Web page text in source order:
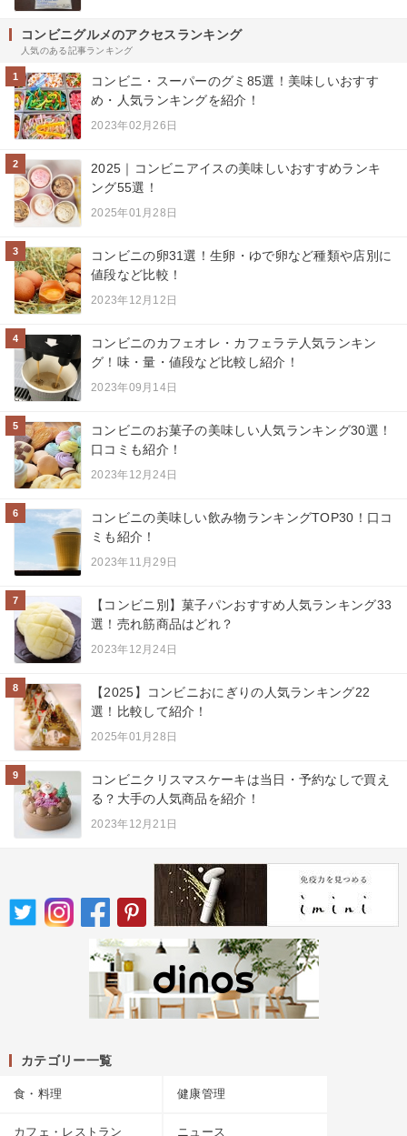
コンビニグルメのアクセスランキング
人気のある記事ランキング
1
コンビニ・スーパーのグミ85選！美味しいおすす
め・人気ランキングを紹介！
2023年02月26日
2
2025｜コンビニアイスの美味しいおすすめランキ
ング55選！
2025年01月28日
3
コンビニの卵31選！生卵・ゆで卵など種類や店別に
値段など比較！
2023年12月12日
4
コンビニのカフェオレ・カフェラテ人気ランキン
グ！味・量・値段など比較し紹介！
2023年09月14日
5
コンビニのお菓子の美味しい人気ランキング30選！
口コミも紹介！
2023年12月24日
6
コンビニの美味しい飲み物ランキングTOP30！口コ
ミも紹介！
2023年11月29日
7
【コンビニ別】菓子パンおすすめ人気ランキング33
選！売れ筋商品はどれ？
2023年12月24日
8
【2025】コンビニおにぎりの人気ランキング22
選！比較して紹介！
2025年01月28日
9
コンビニクリスマスケーキは当日・予約なしで買え
る？大手の人気商品を紹介！
2023年12月21日
カテゴリー一覧
食・料理 健康管理
カフェ・レストラン ニュース